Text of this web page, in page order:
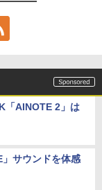
「AINOTE 2」は
サウンドを体感